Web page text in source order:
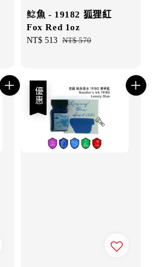
鯰魚 - 19182 狐狸紅
Fox Red 1oz
Sale
NT$ 513 Regular
NT$ 570
優惠